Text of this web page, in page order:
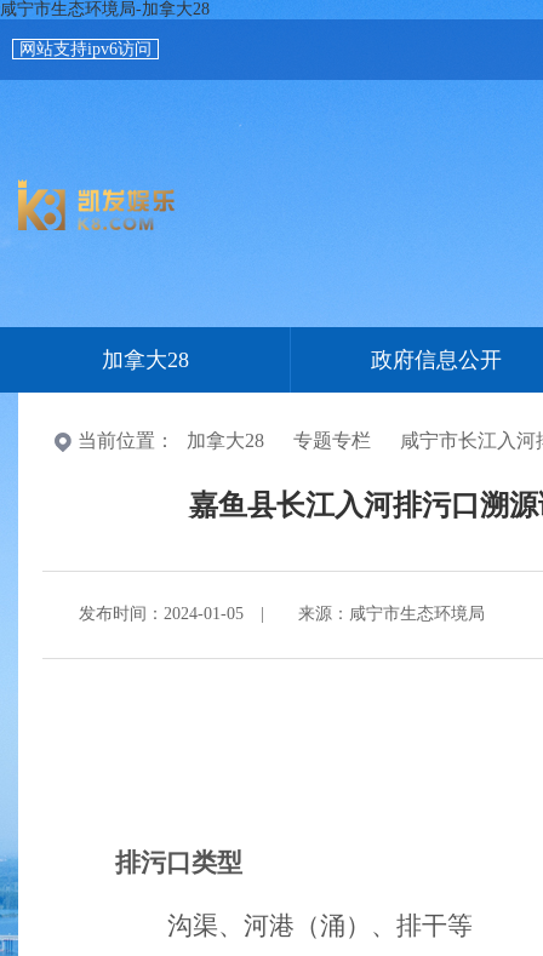
咸宁市生态环境局-加拿大28
网站支持ipv6访问
加拿大28 政府信息公开
当前位置： 加拿大28 专题专栏 咸宁市长江入
嘉鱼县长江入河排污口溯
发布时间：2024-01-05 来源：咸宁市生态环境局
排污口类型
沟渠、河港（涌）、排干等